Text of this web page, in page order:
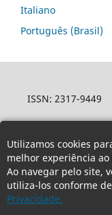
Utilizamos cookies
melhor experiência
Ao navegar pelo site,
utiliza-los conforme
Privacidade.
Italiano
Português (Brasil)
ISSN: 2317-9449